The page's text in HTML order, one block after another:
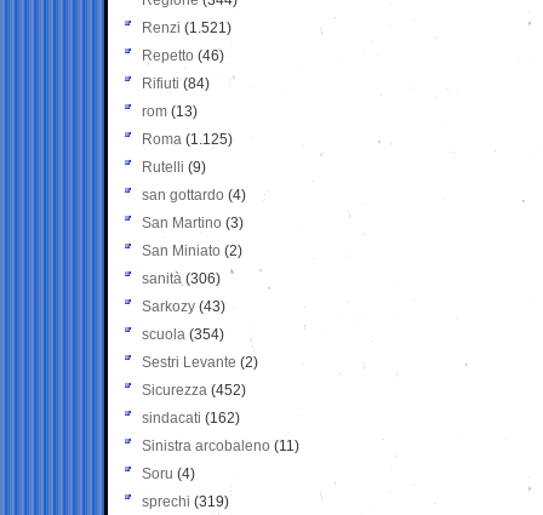
Renzi (1.521)
Repetto (46)
Rifiuti (84)
rom (13)
Roma (1.125)
Rutelli (9)
san gottardo (4)
San Martino (3)
San Miniato (2)
sanità (306)
Sarkozy (43)
scuola (354)
Sestri Levante (2)
Sicurezza (452)
sindacati (162)
Sinistra arcobaleno (11)
Soru (4)
sprechi (319)